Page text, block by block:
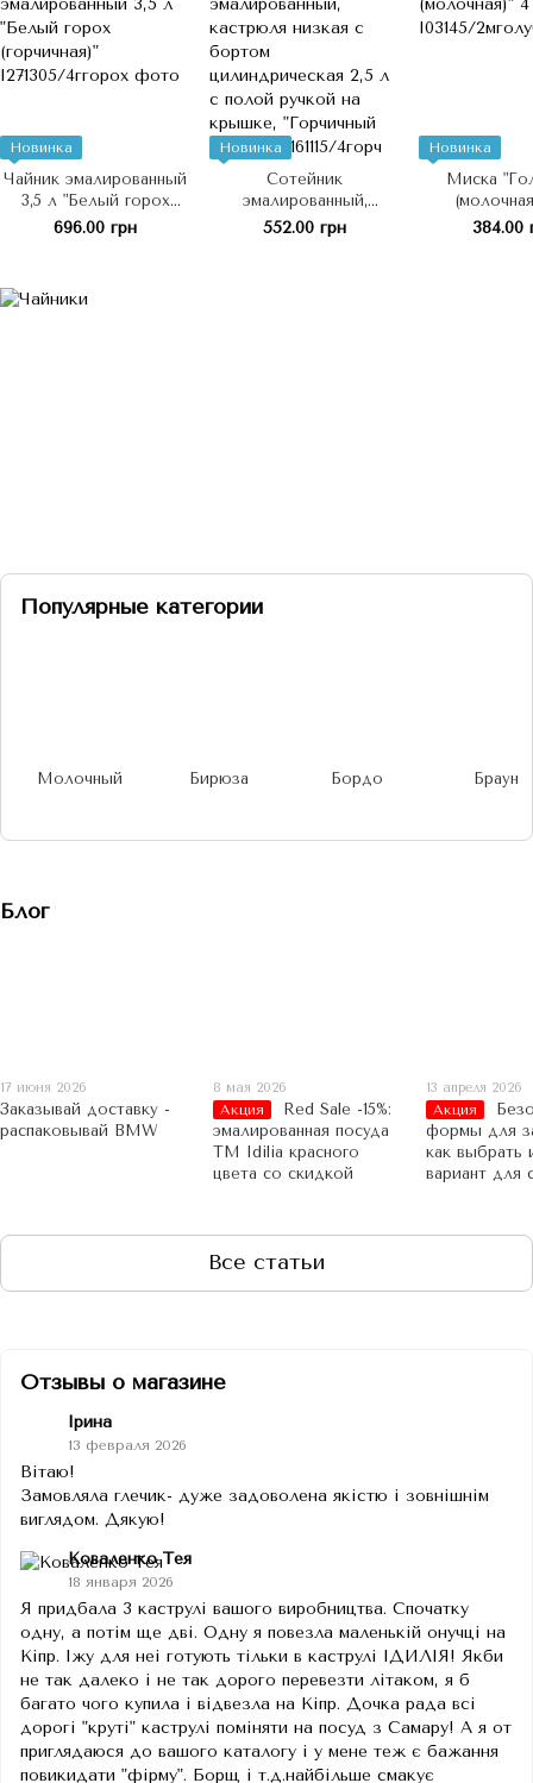
Новинка
Чайник эмалированный
3,5 л "Белый горох
(горчичная)"
696.00 грн
Новинка
Сотейник
эмалированный,
кастрюля низкая с
552.00 грн
Новинка
Миска
384.00
Популярные категории
Молочный Бирюза Бордо Браун
Блог
17 июня 2026
Заказывай доставку -
распаковывай BMW
8 мая 2026
Акция
Red Sale -15%:
эмалированная посуда
TM Idilia красного
цвета со скидкой
13 апреля 2026
Акция
формы для
как выбрать
вариант для
Все статьи
Отзывы о магазине
Ірина
13 февраля 2026
Вітаю!
Замовляла глечик- дуже задоволена якістю і зовнішнім
виглядом. Дякую!
Коваленко Тея
18 января 2026
Я придбала 3 каструлі вашого виробництва. Спочатку
одну, а потім ще дві. Одну я повезла маленькій онучці на
Кіпр. Іжу для неі готують тільки в каструлі ІДИЛІЯ! Якби
не так далеко і не так дорого перевезти літаком, я б
багато чого купила і відвезла на Кіпр. Дочка рада всі
дорогі "круті" каструлі поміняти на посуд з Самару! А я от
приглядаюся до вашого каталогу і у мене теж є бажання
повикидати "фірму". Борщ і т.д.найбільше смакує